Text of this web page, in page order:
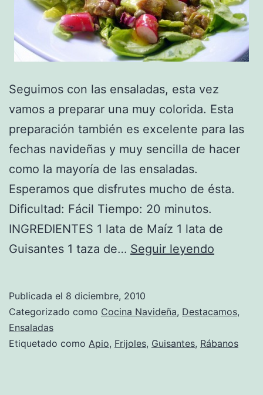
Seguimos con las ensaladas, esta vez
vamos a preparar una muy colorida. Esta
preparación también es excelente para las
fechas navideñas y muy sencilla de hacer
como la mayoría de las ensaladas.
Esperamos que disfrutes mucho de ésta.
Dificultad: Fácil Tiempo: 20 minutos.
INGREDIENTES 1 lata de Maíz 1 lata de
Guisantes 1 taza de… Seguir leyendo
Verde
Roja
Publicada el 8 diciembre, 2010
Categorizado como Cocina Navideña, Destacamos,
Ensaladas
Etiquetado como Apio, Frijoles, Guisantes, Rábanos